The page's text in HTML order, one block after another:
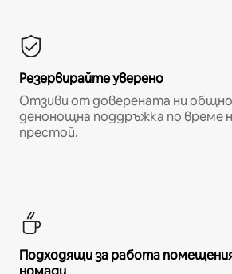
Резервирайте уверено
Отзиви от доверената ни
денонощна поддръжка по време
престой.
Подходящи за работа